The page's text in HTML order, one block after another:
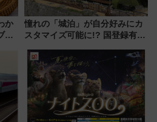
か
ル
憧れの「城泊」が自分好みにカ
スタマイズ可能に!? 国登録有形
にオーダーメイド型の宿泊プラ
ンが誕生！